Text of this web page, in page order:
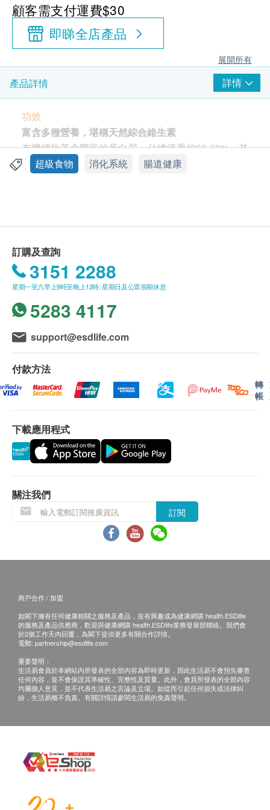
顧客需支付運費$30
即睇全店產品
展開所有
產品詳情 詳情
功效
富含多種營養，堪稱天然綜合維生素
有機螺旋藻含豐富的蛋白質，佔總淨重的60-63%，其
中包含所有必需胺基酸。但其白質含量與動物性(如
有機螺旋藻含維生素相當豐富，其中又以β胡蘿蔔素
及維生素B群含量最高，β胡蘿蔔素含量約為胡蘿蔔的
2-5倍，維生素B12(大部分只存在動物性食物)含量約
為動物肝臟的3-4倍，對於素食者來說，螺旋藻是個不
錯的營養補充品。另外螺旋藻富含礦物質及抗氧化物
質(SOD)，能夠讓身體維持正常機能，甚至調整自然
防禦能力，提高抗壓性。
幫助身體排出毒素
螺旋藻有助排走身體內的重金屬、幅射以及空氣中的
主要成分
有機螺旋藻
注意事項
如果您懷孕或哺乳，請諮詢保健醫生，您患有稱為
苯丙酮尿症 (PKU) 的代謝疾病，您患有多發性硬
化症、類風濕性關節炎或狼瘡等自身免疫性疾病，
放在兒童不能接觸的地方。 儲存在陰涼，乾燥的
地方。
本產品已密封以保護您。不要密封破損時使用。放
置在兒童接觸不到的地方。存放在陰涼、乾燥的地
方。
此產品沒有根據《藥劑業及毒藥條例》或《中醫藥
條例》註冊。為此產品作出的任何聲稱亦沒有為進
療或預防任何疾病之用。
超級食物 消化系統 腸道健康
訂購及查詢
3151 2288
星期一至六早上9時至晚上12時; 星期日及公眾假期休息
5283 4117
support@esdlife.com
付款方法
轉
帳
下載應用程式
關注我們
訂閱
商戶合作 / 加盟
如閣下擁有任何健康相關之服務及產品，並有興趣成為健康網購 health.ESDlife
的服務及產品供應商，歡迎與健康網購 health.ESDlife業務發展部聯絡。我們會
於2個工作天內回覆，為閣下提供更多有關合作詳情。
電郵: partnership@esdlife.com
重要聲明：
生活易會員於本網站內所發表的全部內容為即時更新，因此生活易不會預先審查
任何內容，並不會保證其準確性、完整性及質量。此外，會員所發表的全部內容
均屬個人意見，並不代表生活易之言論及立場。如從而引起任何損失或法律糾
紛，生活易概不負責。有關詳情請參閱生活易的免責聲明。